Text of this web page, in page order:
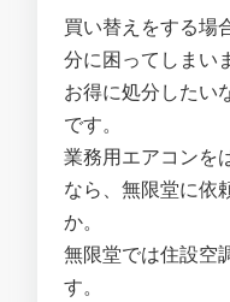
買い替えをする場
分に困ってしまい
お得に処分したい
です。
業務用エアコンを
なら、無限堂に依
か。
無限堂では住設空
す。